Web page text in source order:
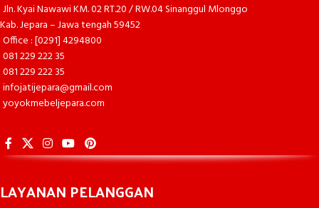
Jln. Kyai Nawawi KM. 02 RT.20 / RW.04 Sinanggul Mlonggo
Kab. Jepara – Jawa tengah 59452
Office : [0291] 4294800
081 229 222 35
081 229 222 35
infojatijepara@gmail.com
yoyokmebeljepara.com
LAYANAN PELANGGAN